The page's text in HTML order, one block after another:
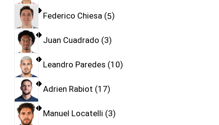
Federico Chiesa 5
Juan Cuadrado 3
Leandro Paredes 10
Adrien Rabiot 17
Manuel Locatelli 3